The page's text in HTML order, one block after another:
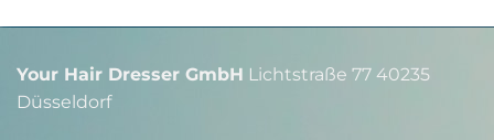
Your Hair Dresser GmbH Lichtstraße 77 40235
Düsseldorf